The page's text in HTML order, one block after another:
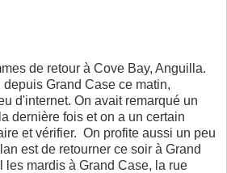
de retour à Cove Bay, Anguilla.
Grand Case ce matin,
d'internet. On avait remarqué un
dernière fois et on a un certain
et vérifier. On profite aussi un peu
est de retourner ce soir à Grand
mardis à Grand Case, la rue